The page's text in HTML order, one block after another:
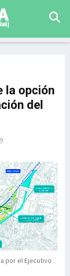
la opción
del
por el Ejecutivo